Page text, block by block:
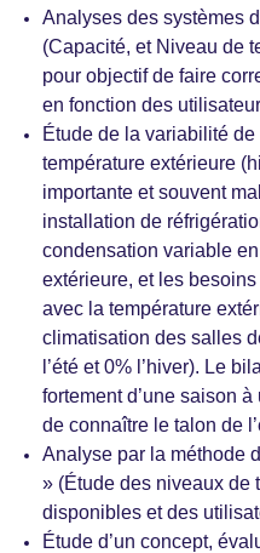
Analyses des systèmes
(Capacité, et Niveau de
pour objectif de faire
en fonction des
Étude de la variabilité
température extérieure
importante et souvent
installation de
condensation variable
extérieure, et les
avec la température
climatisation des salles
l’été et 0% l’hiver). Le
fortement d’une saison
de connaître le talon de
Analyse par la méthode
» (Étude des niveaux de
disponibles et des
Étude d’un concept,